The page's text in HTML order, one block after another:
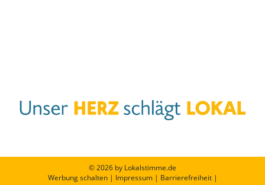
© 2026 by Lokalstimme.de
Werbung schalten| Impressum| Barrierefreiheit|